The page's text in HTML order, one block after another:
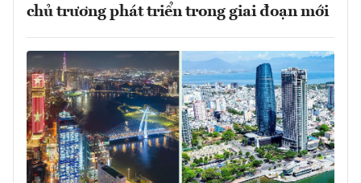
chủ trương phát triển trong giai đoạn mới